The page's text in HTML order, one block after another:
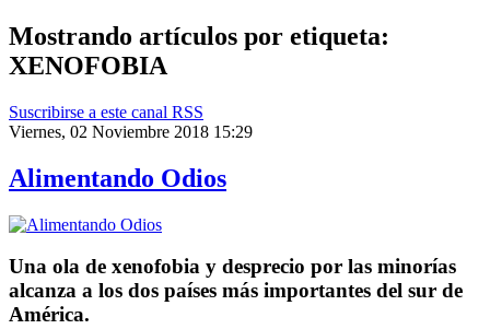
Mostrando artículos por etiqueta:
XENOFOBIA
Suscribirse a este canal RSS
Viernes, 02 Noviembre 2018 15:29
Alimentando Odios
Una ola de xenofobia y desprecio por las minorías
alcanza a los dos países más importantes del sur de
América.